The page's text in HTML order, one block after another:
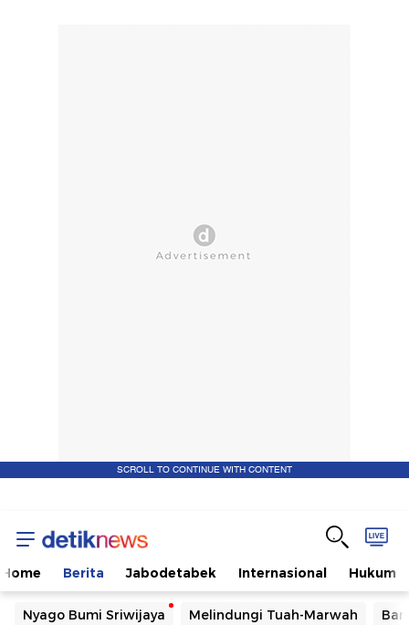
SCROLL TO CONTINUE WITH CONTENT
Home Berita Jabodetabek Internasional Hukum
Nyago Bumi Sriwijaya Melindungi Tuah-Marwah